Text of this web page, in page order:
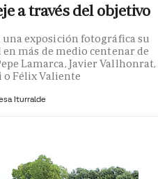
a través del objetivo
exposición fotográfica su
más de medio centenar de
Lamarca, Javier Vallhonrat,
o Félix Valiente
Iturralde